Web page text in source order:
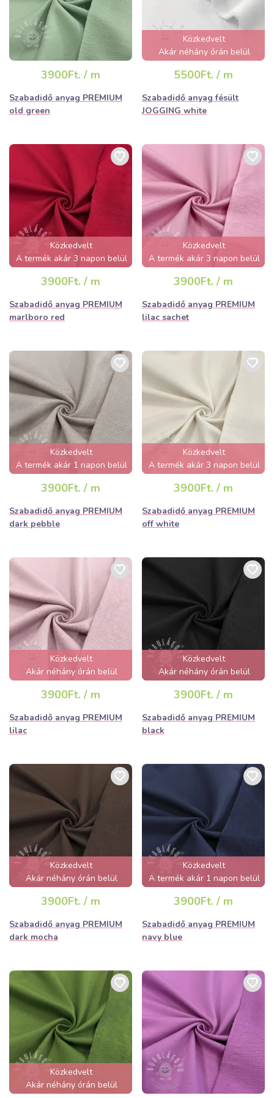
3900Ft. / m
Szabadidő anyag PREMIUM
old green
Közkedvelt
Akár néhány órán belül
elfogyhat!
5500Ft. / m
Szabadidő anyag fésült
JOGGING white
Közkedvelt
A termék akár 3 napon belül
elfogyhat!
3900Ft. / m
Szabadidő anyag PREMIUM
marlboro red
Közkedvelt
A termék akár 3 napon belül
elfogyhat!
3900Ft. / m
Szabadidő anyag PREMIUM
lilac sachet
Közkedvelt
A termék akár 1 napon belül
elfogyhat!
3900Ft. / m
Szabadidő anyag PREMIUM
dark pebble
Közkedvelt
A termék akár 3 napon belül
elfogyhat!
3900Ft. / m
Szabadidő anyag PREMIUM
off white
Közkedvelt
Akár néhány órán belül
elfogyhat!
3900Ft. / m
Szabadidő anyag PREMIUM
lilac
Közkedvelt
Akár néhány órán belül
elfogyhat!
3900Ft. / m
Szabadidő anyag PREMIUM
black
Közkedvelt
Akár néhány órán belül
elfogyhat!
3900Ft. / m
Szabadidő anyag PREMIUM
dark mocha
Közkedvelt
A termék akár 1 napon belül
elfogyhat!
3900Ft. / m
Szabadidő anyag PREMIUM
navy blue
Közkedvelt
Akár néhány órán belül